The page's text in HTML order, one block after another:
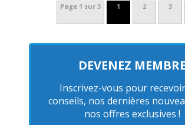
Page 1 sur 3 1 2 3
DEVENEZ MEMBRE
Inscrivez-vous pour
conseils, nos dernières
nos offres exclusives !